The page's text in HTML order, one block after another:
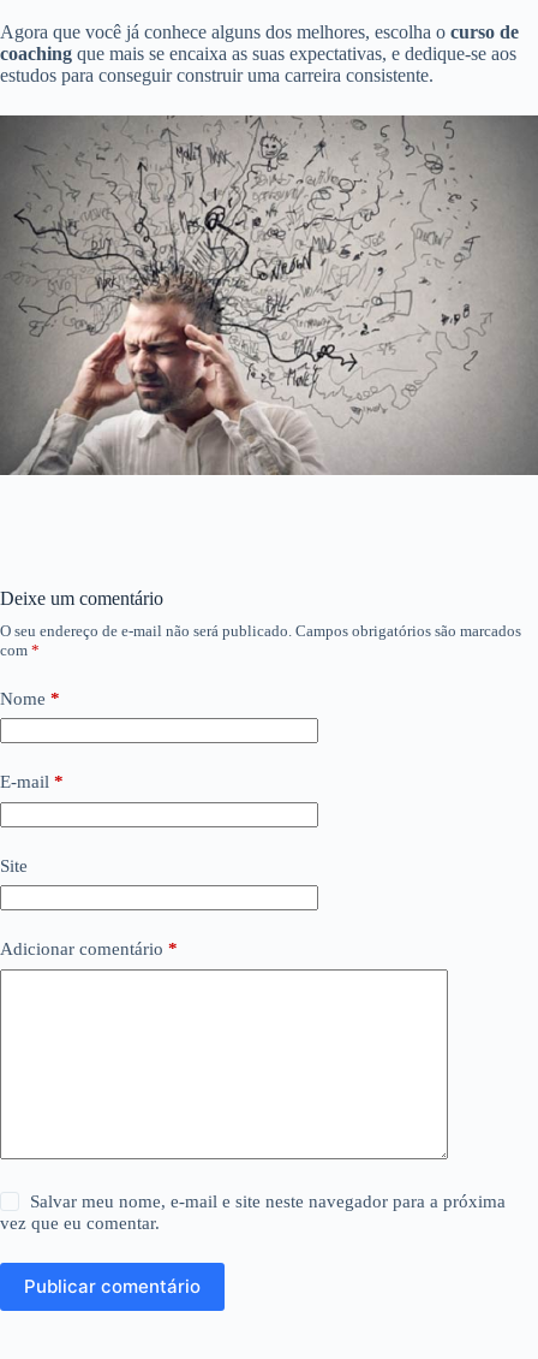
Agora que você já conhece alguns dos melhores, escolha o curso de
coaching que mais se encaixa as suas expectativas, e dedique-se aos
estudos para conseguir construir uma carreira consistente.
Deixe um comentário
O seu endereço de e-mail não será publicado. Campos obrigatórios são marcados
com *
Nome *
E-mail *
Site
Adicionar comentário *
Salvar meu nome, e-mail e site neste navegador para a próxima
vez que eu comentar.
Publicar comentário